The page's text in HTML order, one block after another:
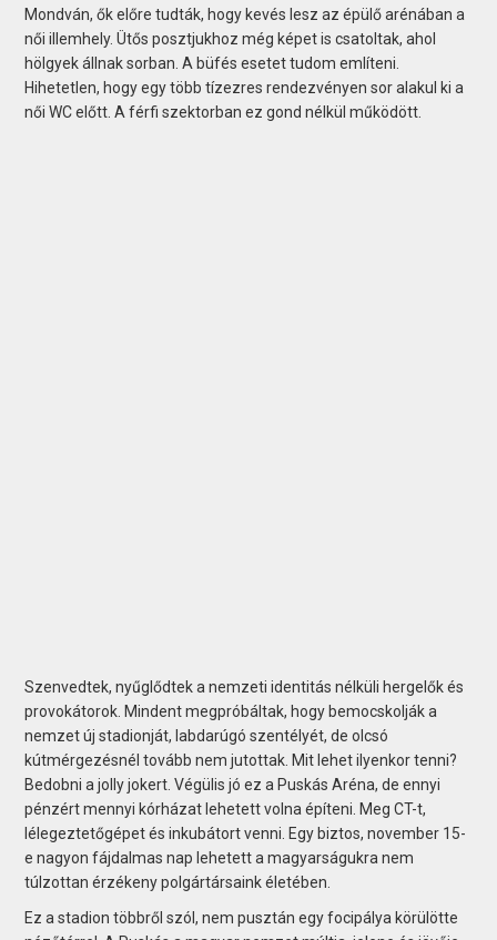
Mondván, ők előre tudták, hogy kevés lesz az épülő arénában a
női illemhely. Ütős posztjukhoz még képet is csatoltak, ahol
hölgyek állnak sorban. A büfés esetet tudom említeni.
Hihetetlen, hogy egy több tízezres rendezvényen sor alakul ki a
női WC előtt. A férfi szektorban ez gond nélkül működött.
Szenvedtek, nyűglődtek a nemzeti identitás nélküli hergelők és
provokátorok. Mindent megpróbáltak, hogy bemocskolják a
nemzet új stadionját, labdarúgó szentélyét, de olcsó
kútmérgezésnél tovább nem jutottak. Mit lehet ilyenkor tenni?
Bedobni a jolly jokert. Végülis jó ez a Puskás Aréna, de ennyi
pénzért mennyi kórházat lehetett volna építeni. Meg CT-t,
lélegeztetőgépet és inkubátort venni. Egy biztos, november 15-
e nagyon fájdalmas nap lehetett a magyarságukra nem
túlzottan érzékeny polgártársaink életében.
Ez a stadion többről szól, nem pusztán egy focipálya körülötte